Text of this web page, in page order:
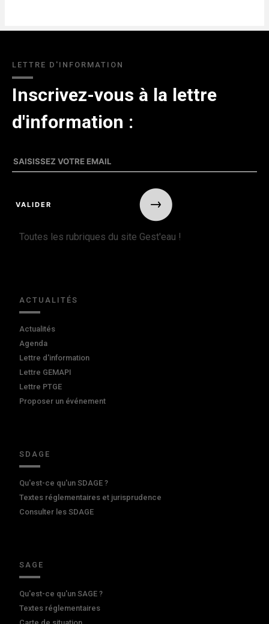
LETTRE D'INFORMATION
Inscrivez-vous à la lettre
d'information :
Toutes les rubriques du site Gest'eau !
ACTUALITÉS
Actualités
Agenda
Lettre d'information
Lettre GEMAPI
Lettre PTGE
Proposer un événement
SDAGE
Qu'est-ce qu'un SDAGE ?
Textes réglementaires et jurisprudence
Consulter les SDAGE
SAGE
Qu'est-ce qu'un SAGE ?
Textes réglementaires